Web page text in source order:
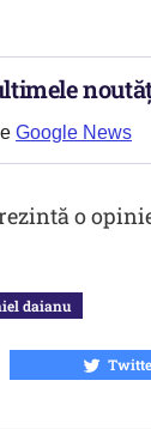
Google News
o
daianu